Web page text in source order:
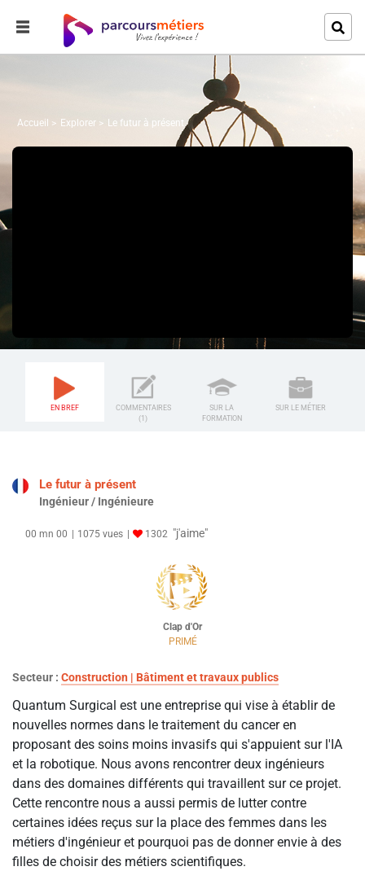
Accueil Explorer Le futur à présent
EN BREF
COMMENTAIRES
(1)
SUR LA
FORMATION
SUR LE MÉTIER
Le futur à présent
Ingénieur / Ingénieure
00 mn 00 1075 vues 1302 "j'aime"
Clap d'Or
PRIMÉ
Secteur : Construction | Bâtiment et travaux publics
Quantum Surgical est une entreprise qui vise à établir de
nouvelles normes dans le traitement du cancer en
proposant des soins moins invasifs qui s'appuient sur l'IA
et la robotique. Nous avons rencontrer deux ingénieurs
dans des domaines différents qui travaillent sur ce projet.
Cette rencontre nous a aussi permis de lutter contre
certaines idées reçus sur la place des femmes dans les
métiers d'ingénieur et pourquoi pas de donner envie à des
filles de choisir des métiers scientifiques.